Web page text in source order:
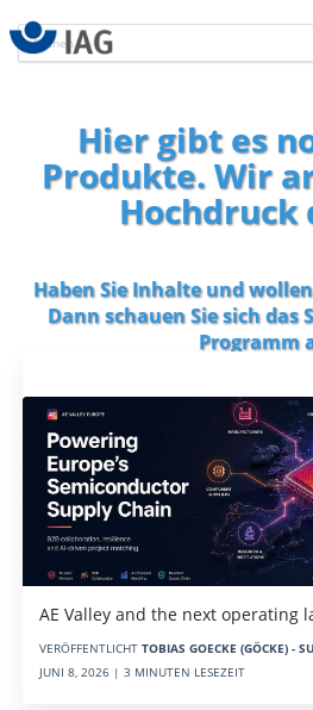
Hier gibt es
Produkte. Wir
Hochdruck
Haben Sie Inhalte und
Dann schauen Sie sich das
Programm
AE Valley and the next operating
VERÖFFENTLICHT TOBIAS GOECKE (GÖCKE) -
JUNI 8, 2026 | 3 MINUTEN LESEZEIT